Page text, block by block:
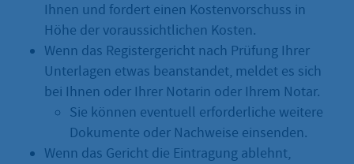
Ihnen und fordert einen Kostenvorschuss in
Höhe der voraussichtlichen Kosten.
Wenn das Registergericht nach Prüfung Ihrer
Unterlagen etwas beanstandet, meldet es sich
bei Ihnen oder Ihrer Notarin oder Ihrem Notar.
Sie können eventuell erforderliche weitere
Dokumente oder Nachweise einsenden.
Wenn das Gericht die Eintragung ablehnt,